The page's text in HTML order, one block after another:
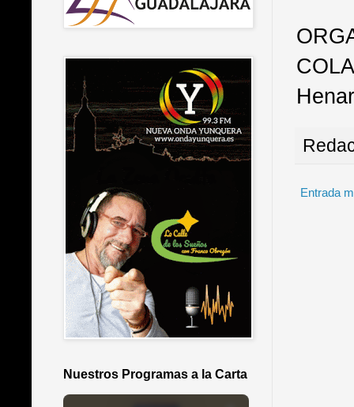
Entrada
Nuestros Programas a la Carta